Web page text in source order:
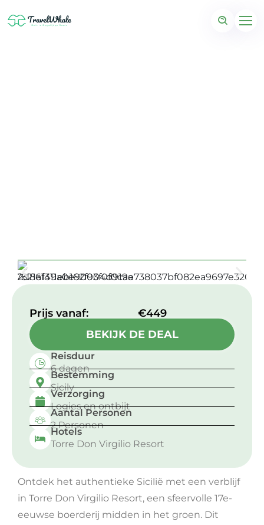
Prijs vanaf:​
€449
BEKIJK DE DEAL
Reisduur
6 dagen
Bestemming
Sicily
Verzorging
Logies en ontbijt
Aantal Personen
2 Personen
Hotels
Torre Don Virgilio Resort
Ontdek het authentieke Sicilië met een verblijf
in Torre Don Virgilio Resort, een sfeervolle 17e-
eeuwse boerderij midden in het groen. Dit